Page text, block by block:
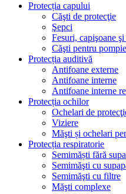
Protecția capului
Căşti de protecţie
Şepci
Fesuri, capişoane
Căşti pentru
Protecția auditivă
Antifoane externe
Antifoane interne
Antifoane interne
Protecția ochilor
Ochelari de
Viziere
Măşti și ochelari
Protecția respiratorie
Semimăști fără
Semimăşti cu
Semimăşti cu filtre
Măşti complexe